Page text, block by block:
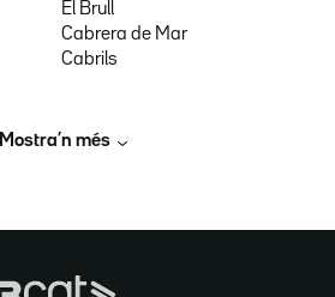
El Brull
Cabrera de Mar
Cabrils
Mostra’n més